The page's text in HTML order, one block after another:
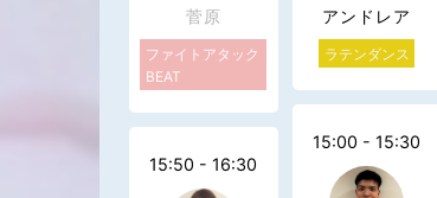
菅原
ファイトアタック
BEAT
15:50 - 16:30
アンドレア
ラテンダンス
15:00 - 15:30